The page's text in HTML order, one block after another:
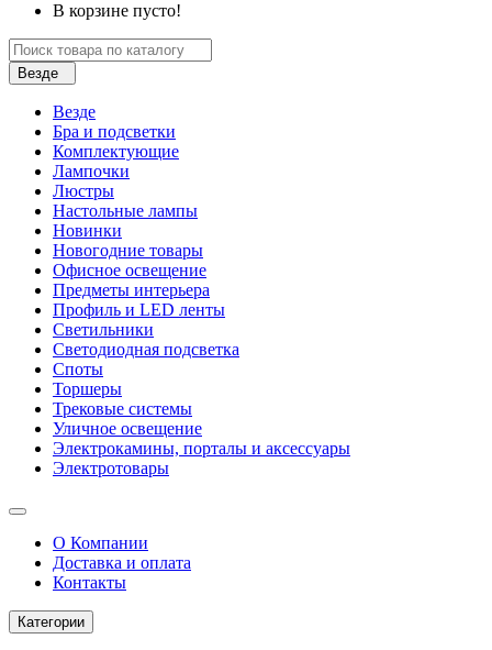
В корзине пусто!
Везде
Везде
Бра и подсветки
Комплектующие
Лампочки
Люстры
Настольные лампы
Новинки
Новогодние товары
Офисное освещение
Предметы интерьера
Профиль и LED ленты
Светильники
Светодиодная подсветка
Споты
Торшеры
Трековые системы
Уличное освещение
Электрокамины, порталы и аксессуары
Электротовары
О Компании
Доставка и оплата
Контакты
Категории